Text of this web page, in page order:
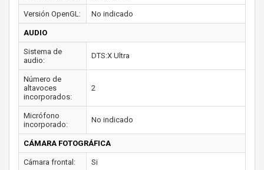
Versión OpenGL: No indicado
AUDIO
Sistema de
audio:
DTS:X Ultra
Número de
altavoces
incorporados:
2
Micrófono
incorporado:
No indicado
CÁMARA FOTOGRÁFICA
Cámara frontal: Si